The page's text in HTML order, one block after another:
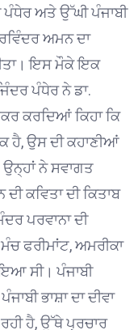
ਅਤੇ ਉੱਘੀ ਪੰਜਾਬੀ
ਅਮਨ ਦਾ
ਇਸ ਮੌਕੇ ਇਕ
ਪੰਧੇਰ ਨੇ ਡਾ.
ਕਰਦਿਆਂ ਕਿਹਾ ਕਿ
ਹੈ, ਉਸ ਦੀ ਕਹਾਣੀਆਂ
ਨੇ ਸਵਾਗਤ
ਕਵਿਤਾ ਦੀ ਕਿਤਾਬ
ਪਰਵਾਨਾ ਦੀ
ਫਰੀਮਾਂਟ, ਅਮਰੀਕਾ
ਸੀ। ਪੰਜਾਬੀ
ਭਾਸ਼ਾ ਦਾ ਦੀਵਾ
ਹੈ, ਉੱਥੇ ਪ੍ਰਚਾਰ